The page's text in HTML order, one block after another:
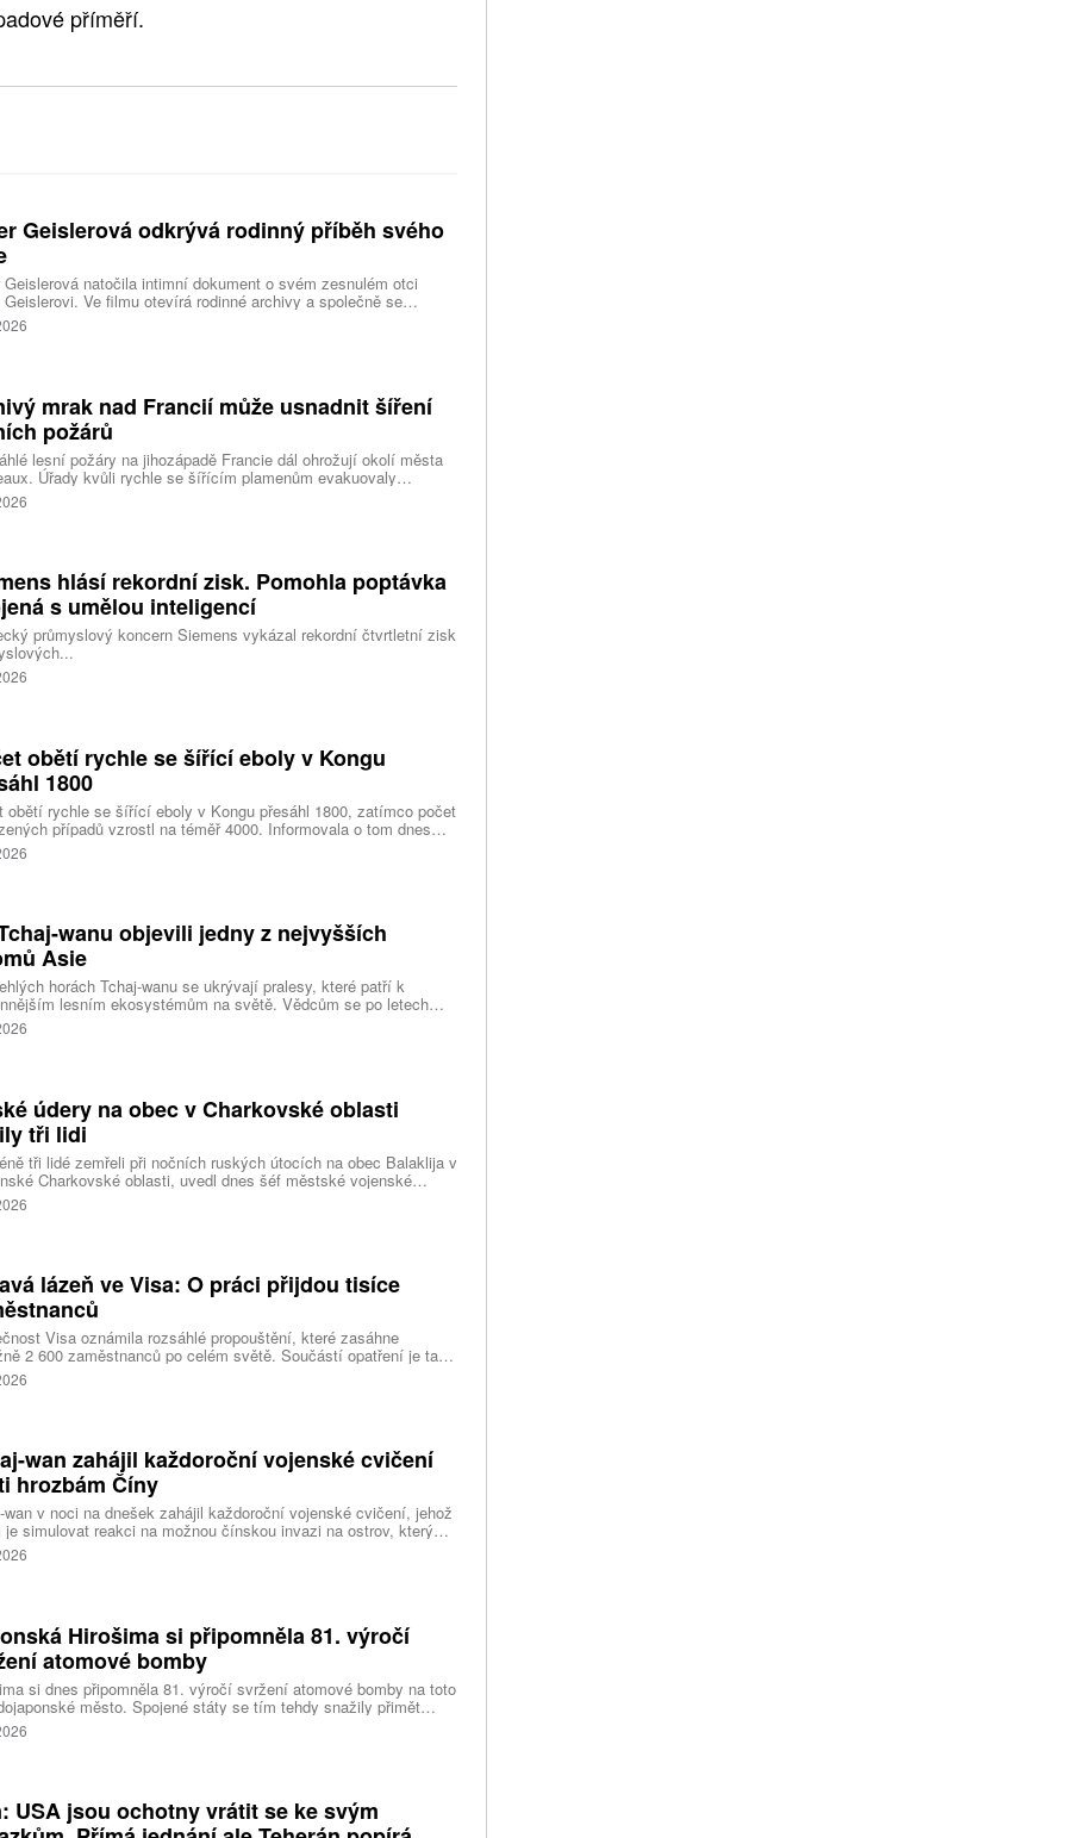
příměří.
Geislerová odkrývá rodinný příběh svého
Geislerová natočila intimní dokument o svém zesnulém otci
Geislerovi. Ve filmu otevírá rodinné archivy a společně se
Aňou skládá portrét talentovaného muže, který měl v sobě
i temnější stránku.
mrak nad Francií může usnadnit šíření
požárů
lesní požáry na jihozápadě Francie dál ohrožují okolí města
Úřady kvůli rychle se šířícím plamenům evakuovaly
lidí a nevylučují ani další rozšiřování bezpečnostních
Hasiči zároveň čelí neobvyklému jevu, který podle nich
hlásí rekordní zisk. Pomohla poptávka
s umělou inteligencí
průmyslový koncern Siemens vykázal rekordní čtvrtletní zisk
obětí rychle se šířící eboly v Kongu
1800
obětí rychle se šířící eboly v Kongu přesáhl 1800, zatímco počet
případů vzrostl na téměř 4000. Informovala o tom dnes
Reuters s odkazem na konžské úřady.
wanu objevili jedny z nejvyšších
Asie
horách Tchaj-wanu se ukrývají pralesy, které patří k
lesním ekosystémům na světě. Vědcům se po letech
pátrání podařilo objevit jedli tchajwanskou vysokou 84,1
která je dnes považována za nejvyšší známý strom ve
údery na obec v Charkovské oblasti
tři lidi
tři lidé zemřeli při nočních ruských útocích na obec Balaklija v
Charkovské oblasti, uvedl dnes šéf městské vojenské
Vitalij Karabanov. Ukrajinské letectvo ráno oznámilo, že Rusko
útočilo na Ukrajinu čtyřmi střelami a 101 bezpilotními letouny,
lázeň ve Visa: O práci přijdou tisíce
Visa oznámila rozsáhlé propouštění, které zasáhne
2 600 zaměstnanců po celém světě. Součástí opatření je také
320 pracovních míst v kalifornském Foster City, kde firma
významné technologické centrum. Vyplývá to z dokumentů
wan zahájil každoroční vojenské cvičení
hrozbám Číny
wan v noci na dnešek zahájil každoroční vojenské cvičení, jehož
simulovat reakci na možnou čínskou invazi na ostrov, který
pokládá za součást svého území. Desetidenní manévry se
konat na různých místech po celém ostrově, informovala
Hirošima si připomněla 81. výročí
atomové bomby
si dnes připomněla 81. výročí svržení atomové bomby na toto
město. Spojené státy se tím tehdy snažily přimět
ke kapitulaci na konci druhé světové války. Starosta města
Macui při této příležitosti kritizoval světové velmoci za vedení
USA jsou ochotny vrátit se ke svým